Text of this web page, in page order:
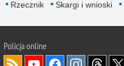
Rzecznik Skargi i wnioski
Policjaonline